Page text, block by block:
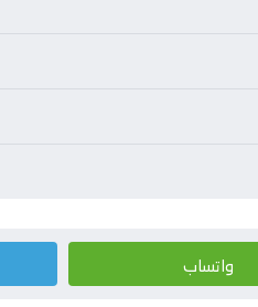
واتساب